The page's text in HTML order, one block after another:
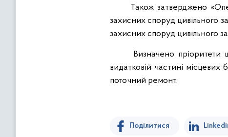
Також затверджено
захисних споруд цивільного
захисних споруд цивільного
Визначено пріоритети
видатковій частині
поточний ремонт.
Поділитися